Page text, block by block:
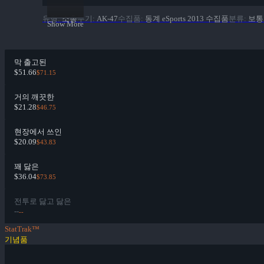
Show More
유형: 소총무기 : AK-47수집품: 동계 eSports 2013 수집품분류: 보통
막 출고된
$51.66$71.15
거의 깨끗한
$21.28$46.75
현장에서 쓰인
$20.09$43.83
꽤 닳은
$36.04$73.85
전투로 닳고 닳은
----
StatTrak™
기념품